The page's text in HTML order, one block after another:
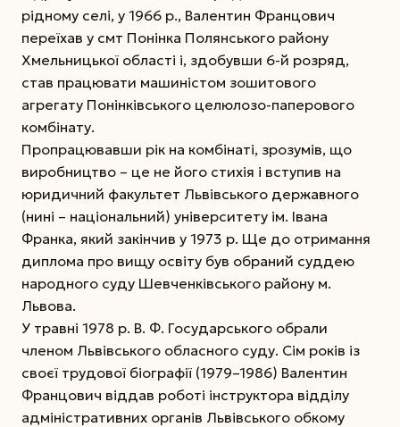
рідному селі, у 1966 р., Валентин Францович
переїхав у смт Понінка Полянського району
Хмельницької області і, здобувши 6-й розряд,
став працювати машиністом зошитового
агрегату Понінківського целюлозо-паперового
комбінату.
Пропрацювавши рік на комбінаті, зрозумів, що
виробництво – це не його стихія і вступив на
юридичний факультет Львівського державного
(нині – національний) університету ім. Івана
Франка, який закінчив у 1973 р. Ще до отримання
диплома про вищу освіту був обраний суддею
народного суду Шевченківського району м.
Львова.
У травні 1978 р. В. Ф. Государського обрали
членом Львівського обласного суду. Сім років із
своєї трудової біографії (1979–1986) Валентин
Францович віддав роботі інструктора відділу
адміністративних органів Львівського обкому